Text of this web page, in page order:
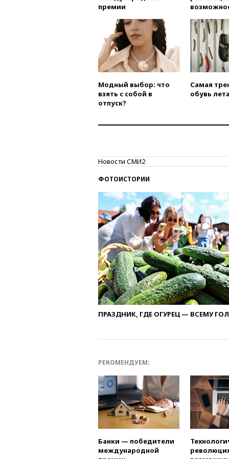
премии
Модный выбор: что
взять с собой в
отпуск?
Самая
обувь
Новости СМИ2
ФОТОИСТОРИИ
ПРАЗДНИК, ГДЕ ОГУРЕЦ — ВСЕМУ
РЕКОМЕНДУЕМ:
Банки — победители
международной